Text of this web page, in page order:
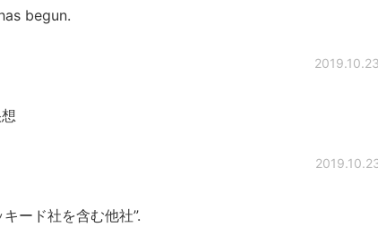
begun.
ード社を含む他社”.